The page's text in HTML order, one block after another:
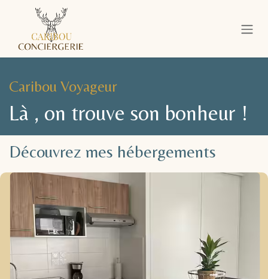
Se rendre au contenu
Caribou Voyageur
Là , on trouve son bonheur !
Découvrez mes hébergements